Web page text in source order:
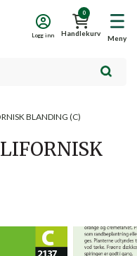
Meny
0
Handlekurv
Logg inn
BLANDING (C)